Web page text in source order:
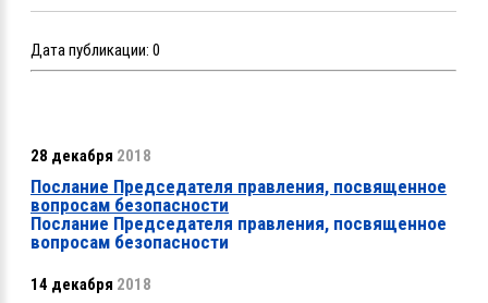
Дата публикации: 0
28 декабря 2018
Послание Председателя правления, посвященное
вопросам безопасности
Послание Председателя правления, посвященное
вопросам безопасности
14 декабря 2018